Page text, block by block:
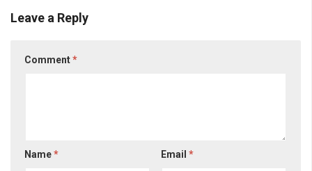
Leave a Reply
Comment*
Name* Email*